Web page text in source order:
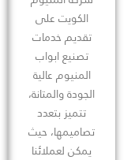
الكويت على
تقديم خدمات
تصنيع ابواب
المنيوم عالية
الجودة والمتانة،
تتميز بتعدد
تصاميمها، حيث
يمكن لعملائنا